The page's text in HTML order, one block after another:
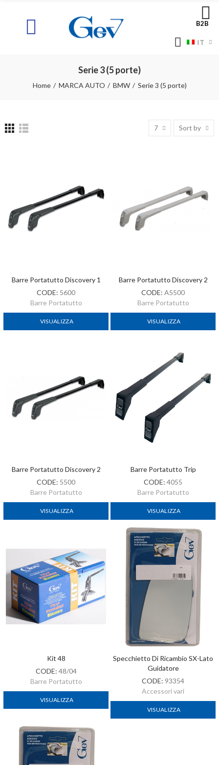
B2B
IT
Serie 3 (5 porte)
Home MARCA AUTO BMW Serie 3 (5 porte)
7 Sort by
Barre Portatutto Discovery 1
CODE: 5600
Barre Portatutto
VISUALIZZA
Barre Portatutto Discovery 2
CODE: A5500
Barre Portatutto
VISUALIZZA
Barre Portatutto Discovery 2
CODE: 5500
Barre Portatutto
VISUALIZZA
Barre Portatutto Trip
CODE: 4055
Barre Portatutto
VISUALIZZA
Kit 48
CODE: 48/04
Barre Portatutto
VISUALIZZA
Specchietto Di Ricambio SX-Lato
Guidatore
CODE: 93354
Accessori vari
VISUALIZZA